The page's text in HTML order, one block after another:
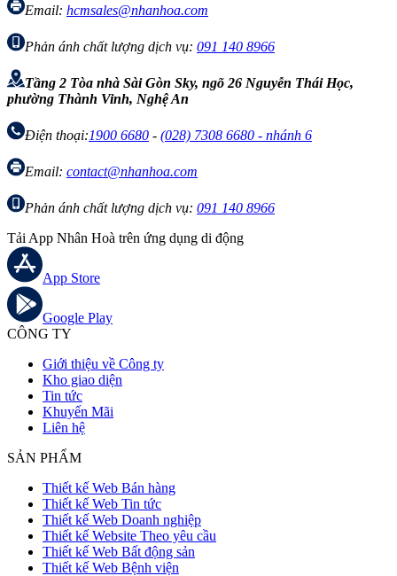
Email: hcmsales@nhanhoa.com
Phản ánh chất lượng dịch vụ: 091 140 8966
Tầng 2 Tòa nhà Sài Gòn Sky, ngõ 26 Nguyễn Thái Học,
phường Thành Vinh, Nghệ An
Điện thoại:1900 6680 - (028) 7308 6680 - nhánh 6
Email: contact@nhanhoa.com
Phản ánh chất lượng dịch vụ: 091 140 8966
Tải App Nhân Hoà trên ứng dụng di động
App Store
Google Play
CÔNG TY
Giới thiệu về Công ty
Kho giao diện
Tin tức
Khuyến Mãi
Liên hệ
SẢN PHẨM
Thiết kế Web Bán hàng
Thiết kế Web Tin tức
Thiết kế Web Doanh nghiệp
Thiết kế Website Theo yêu cầu
Thiết kế Web Bất động sản
Thiết kế Web Bệnh viện